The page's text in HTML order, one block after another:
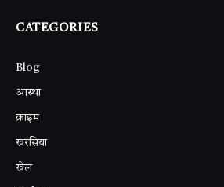
CATEGORIES
Blog
आस्था
क्राइम
खरसिया
खेल